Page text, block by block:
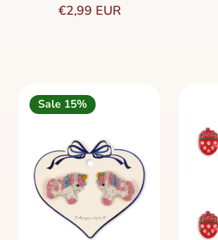
Normale prijs
€2,99 EUR
Sale 15%